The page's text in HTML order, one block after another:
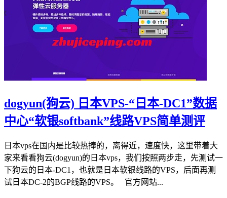
dogyun(狗云) 日本VPS-“日本-DC1”数据
中心“软银softbank”线路VPS简单测评
日本vps在国内是比较热捧的，离得近，速度快，这里带着大
家来看看狗云(dogyun)的日本vps，我们按照两步走，先测试一
下狗云的日本-DC1，也就是日本软银线路的VPS，后面再测
试日本DC-2的BGP线路的VPS。 官方网站...